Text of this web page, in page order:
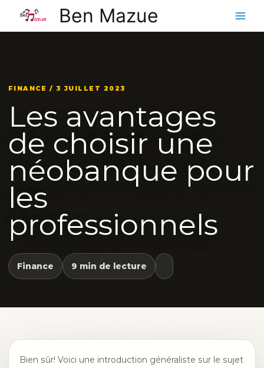
contenu
Ben Mazue
FINANCE / 3 JUILLET 2023
Les avantages
de choisir une
néobanque pour
les
professionnels
Finance 9 min de lecture
Bien sûr! Voici une introduction généraliste sur le sujet